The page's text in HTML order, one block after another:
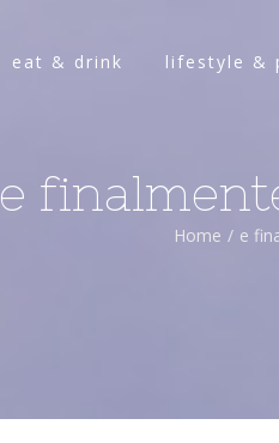
eat & drink lifestyle &
e
Home / e